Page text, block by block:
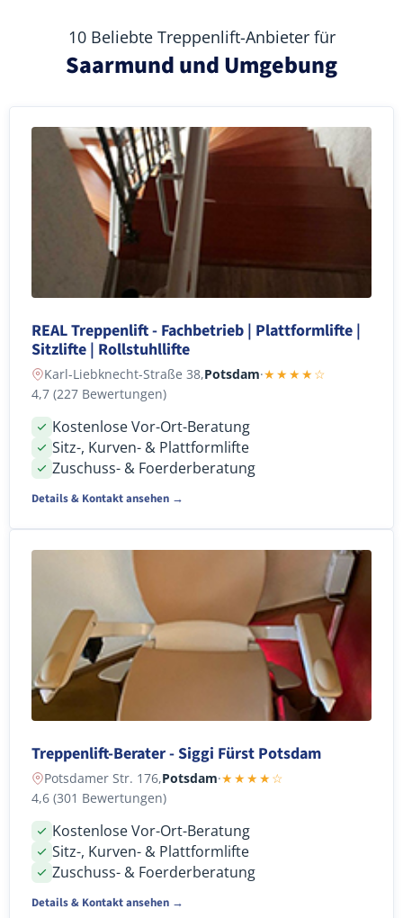
10 Beliebte Treppenlift-Anbieter für
Saarmund und Umgebung
REAL Treppenlift - Fachbetrieb | Plattformlifte |
Sitzlifte | Rollstuhllifte
Karl-Liebknecht-Straße 38,Potsdam·★★★★☆
4,7 (227 Bewertungen)
Kostenlose Vor-Ort-Beratung
Sitz-, Kurven- & Plattformlifte
Zuschuss- & Foerderberatung
Details & Kontakt ansehen →
Treppenlift-Berater - Siggi Fürst Potsdam
Potsdamer Str. 176,Potsdam·★★★★☆
4,6 (301 Bewertungen)
Kostenlose Vor-Ort-Beratung
Sitz-, Kurven- & Plattformlifte
Zuschuss- & Foerderberatung
Details & Kontakt ansehen →